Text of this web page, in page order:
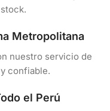
Metropolitana
nuestro servicio de
confiable.
el Perú